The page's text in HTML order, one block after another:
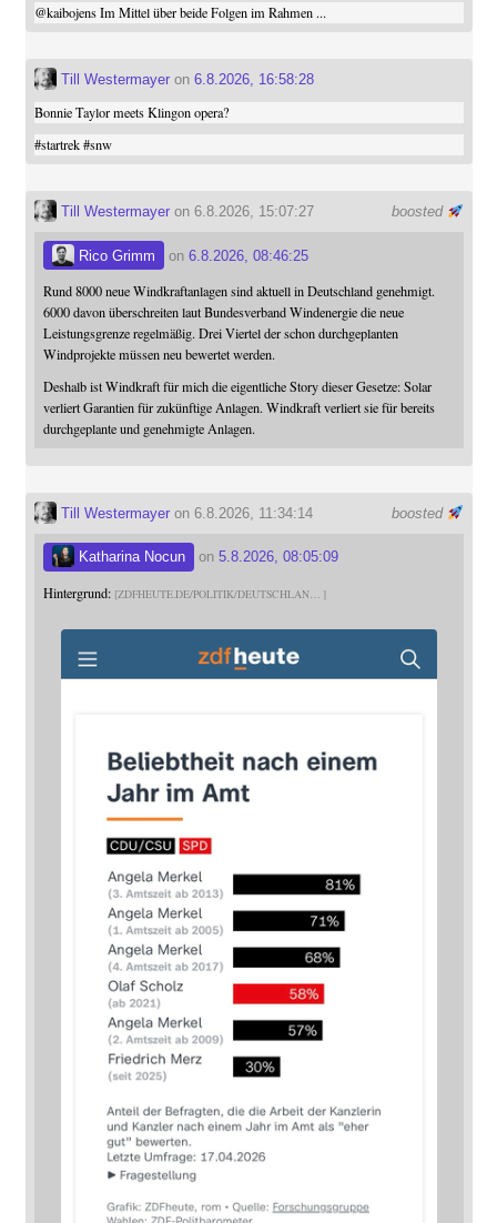
@kaibojensIm Mittel über beide Folgen im Rahmen ...
Till Westermayeron 6.8.2026, 16:58:28
Bonnie Taylor meets Klingon opera?
#startrek #snw
boosted
Till Westermayeron 6.8.2026, 15:07:27
Rico Grimm on 6.8.2026, 08:46:25
Rund 8000 neue Windkraftanlagen sind aktuell in Deutschland genehmigt.
6000 davon überschreiten laut Bundesverband Windenergie die neue
Leistungsgrenze regelmäßig. Drei Viertel der schon durchgeplanten
Windprojekte müssen neu bewertet werden.
Deshalb ist Windkraft für mich die eigentliche Story dieser Gesetze: Solar
verliert Garantien für zukünftige Anlagen. Windkraft verliert sie für bereits
durchgeplante und genehmigte Anlagen.
boosted
Till Westermayeron 6.8.2026, 11:34:14
Katharina Nocun on 5.8.2026, 08:05:09
Hintergrund: ZDFHEUTE.DE/POLITIK/DEUTSCHLAN